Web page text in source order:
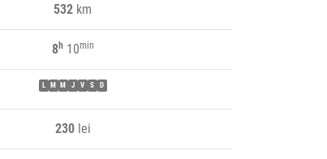
532 km
8h10min
M M J V S D
230lei